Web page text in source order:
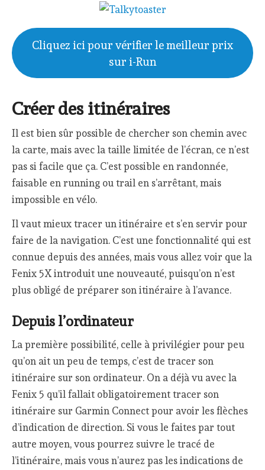
Cliquez ici pour vérifier le meilleur prix
sur i-Run
Créer des itinéraires
Il est bien sûr possible de chercher son chemin avec
la carte, mais avec la taille limitée de l’écran, ce n’est
pas si facile que ça. C’est possible en randonnée,
faisable en running ou trail en s’arrêtant, mais
impossible en vélo.
Il vaut mieux tracer un itinéraire et s’en servir pour
faire de la navigation. C’est une fonctionnalité qui est
connue depuis des années, mais vous allez voir que la
Fenix 5X introduit une nouveauté, puisqu’on n’est
plus obligé de préparer son itinéraire à l’avance.
Depuis l’ordinateur
La première possibilité, celle à privilégier pour peu
qu’on ait un peu de temps, c’est de tracer son
itinéraire sur son ordinateur. On a déjà vu avec la
Fenix 5 qu’il fallait obligatoirement tracer son
itinéraire sur Garmin Connect pour avoir les flèches
d’indication de direction. Si vous le faites par tout
autre moyen, vous pourrez suivre le tracé de
l’itinéraire, mais vous n’aurez pas les indications de